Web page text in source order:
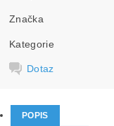
Značka
Kategorie
Dotaz
POPIS